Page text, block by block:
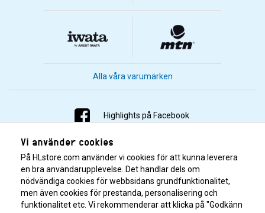
Alla våra varumärken
Highlights på Facebook
Highlights på Instagram
Highlights på Youtube
Highlights på Tiktok
Vi använder cookies
På HLstore.com använder vi cookies för att kunna leverera
en bra användarupplevelse. Det handlar dels om
nödvändiga cookies för webbsidans grundfunktionalitet,
men även cookies för prestanda, personalisering och
funktionalitet etc. Vi rekommenderar att klicka på "Godkänn